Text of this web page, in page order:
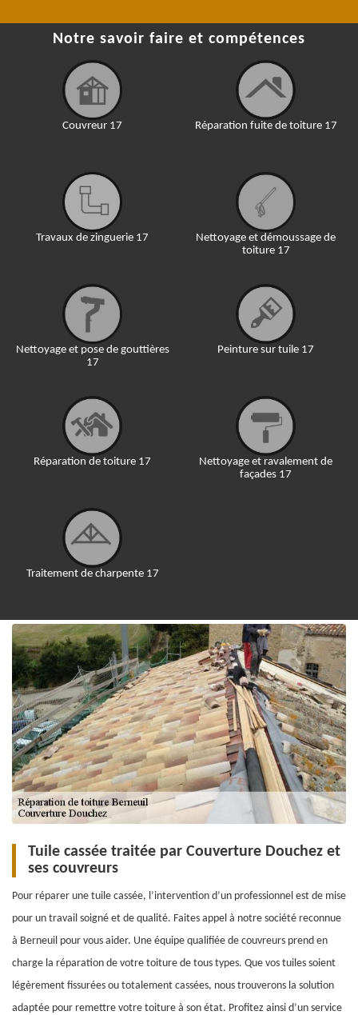
Notre savoir faire et compétences
Couvreur 17
Travaux de zinguerie 17
Nettoyage et pose de gouttières
17
Réparation de toiture 17
Traitement de charpente 17
Réparation fuite de toiture 17
Nettoyage et démoussage de
toiture 17
Peinture sur tuile 17
Nettoyage et ravalement de
façades 17
Tuile cassée traitée par Couverture Douchez et
ses couvreurs
Pour réparer une tuile cassée, l’intervention d’un professionnel est de mise
pour un travail soigné et de qualité. Faites appel à notre société reconnue
à Berneuil pour vous aider. Une équipe qualifiée de couvreurs prend en
charge la réparation de votre toiture de tous types. Que vos tuiles soient
légèrement fissurées ou totalement cassées, nous trouverons la solution
adaptée pour remettre votre toiture à son état. Profitez ainsi d’un service